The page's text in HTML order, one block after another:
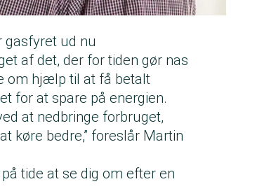
gasfyret ud nu
af det, der for tiden gør nas
om hjælp til at få betalt
for at spare på energien.
at nedbringe forbruget,
køre bedre,” foreslår Martin
tide at se dig om efter en